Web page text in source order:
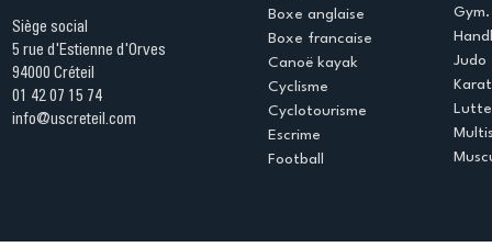
Siège social
5 rue d'Estienne d'Orves
94000 Créteil
01 42 07 15 74
info@uscreteil.com
Boxe anglaise
Boxe francaise
Canoë kayak
Cyclisme
Cyclotourisme
Escrime
Football
Judo
Lutte